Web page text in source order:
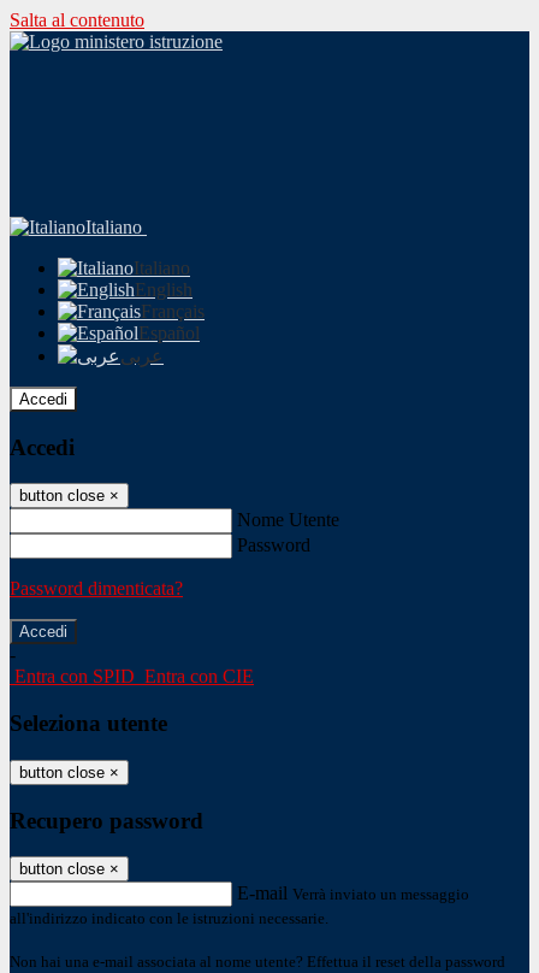
Salta al contenuto
Italiano
Italiano
English
Français
Español
عربى
Accedi
Accedi
button close ×
Nome Utente
Password
Password dimenticata?
-
Entra con SPID Entra con CIE
Seleziona utente
button close ×
Recupero password
button close ×
E-mail Verrà inviato un messaggio
all'indirizzo indicato con le istruzioni necessarie.
Non hai una e-mail associata al nome utente? Effettua il reset della password